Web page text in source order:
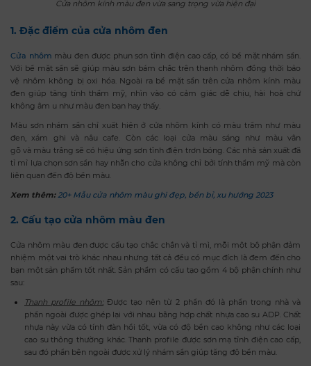
Cửa nhôm kính màu đen vừa sang trọng vừa hiện đại
1. Đặc điểm của cửa nhôm đen
Cửa nhôm màu đen được phun sơn tĩnh điện cao cấp, có bề mặt nhám sần.
Với bề mặt sần sẽ giúp màu sơn bám chắc trên thanh nhôm đồng thời bảo
vệ nhôm không bị oxi hóa. Ngoài ra bề mặt sần trên cửa nhôm kính màu
đen giúp tăng tính thẩm mỹ, nhìn vào có cảm giác dễ chịu, hài hoà chứ
không âm u như màu đen bạn hay thấy.
Màu sơn nhám sần chỉ xuất hiện ở cửa nhôm kính có màu trầm như màu
đen, xám ghi và nâu cafe. Còn các loại cửa màu sáng như màu vân
gỗ và màu trắng sẽ có hiệu ứng sơn tĩnh điện trơn bóng. Các nhà sản xuất đã
tỉ mỉ lựa chọn sơn sần hay nhẵn cho cửa không chỉ bởi tính thẩm mỹ mà còn
liên quan đến độ bền màu.
Xem thêm:20+ Mẫu cửa nhôm màu ghi đẹp, bền bỉ, xu hướng 2023
2. Cấu tạo cửa nhôm màu đen
Cửa nhôm màu đen được cấu tạo chắc chắn và tỉ mì, mỗi một bộ phận đảm
nhiệm một vai trò khác nhau nhưng tất cả đều có mục đích là đem đến cho
bạn một sản phẩm tốt nhất. Sản phẩm có cấu tạo gồm 4 bộ phận chính như
sau:
Thanh profile nhôm:Được tạo nên từ 2 phần đó là phần trong nhà và
phần ngoài được ghép lại với nhau bằng hợp chất nhựa cao su ADP. Chất
nhựa này vừa có tính đàn hồi tốt, vừa có độ bền cao không như các loại
cao su thông thường khác. Thanh profile được sơn mạ tĩnh điện cao cấp,
sau đó phần bên ngoài được xử lý nhám sần giúp tăng độ bền màu.